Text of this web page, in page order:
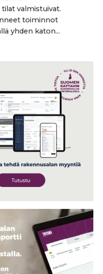
valmistuivat.
toiminnot
yhden katon...